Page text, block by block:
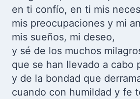
en ti confío, en ti mis
mis preocupaciones y mi
mis sueños, mi deseo,
y sé de los muchos
que se han llevado a cabo
y de la bondad que
cuando con humildad y fe